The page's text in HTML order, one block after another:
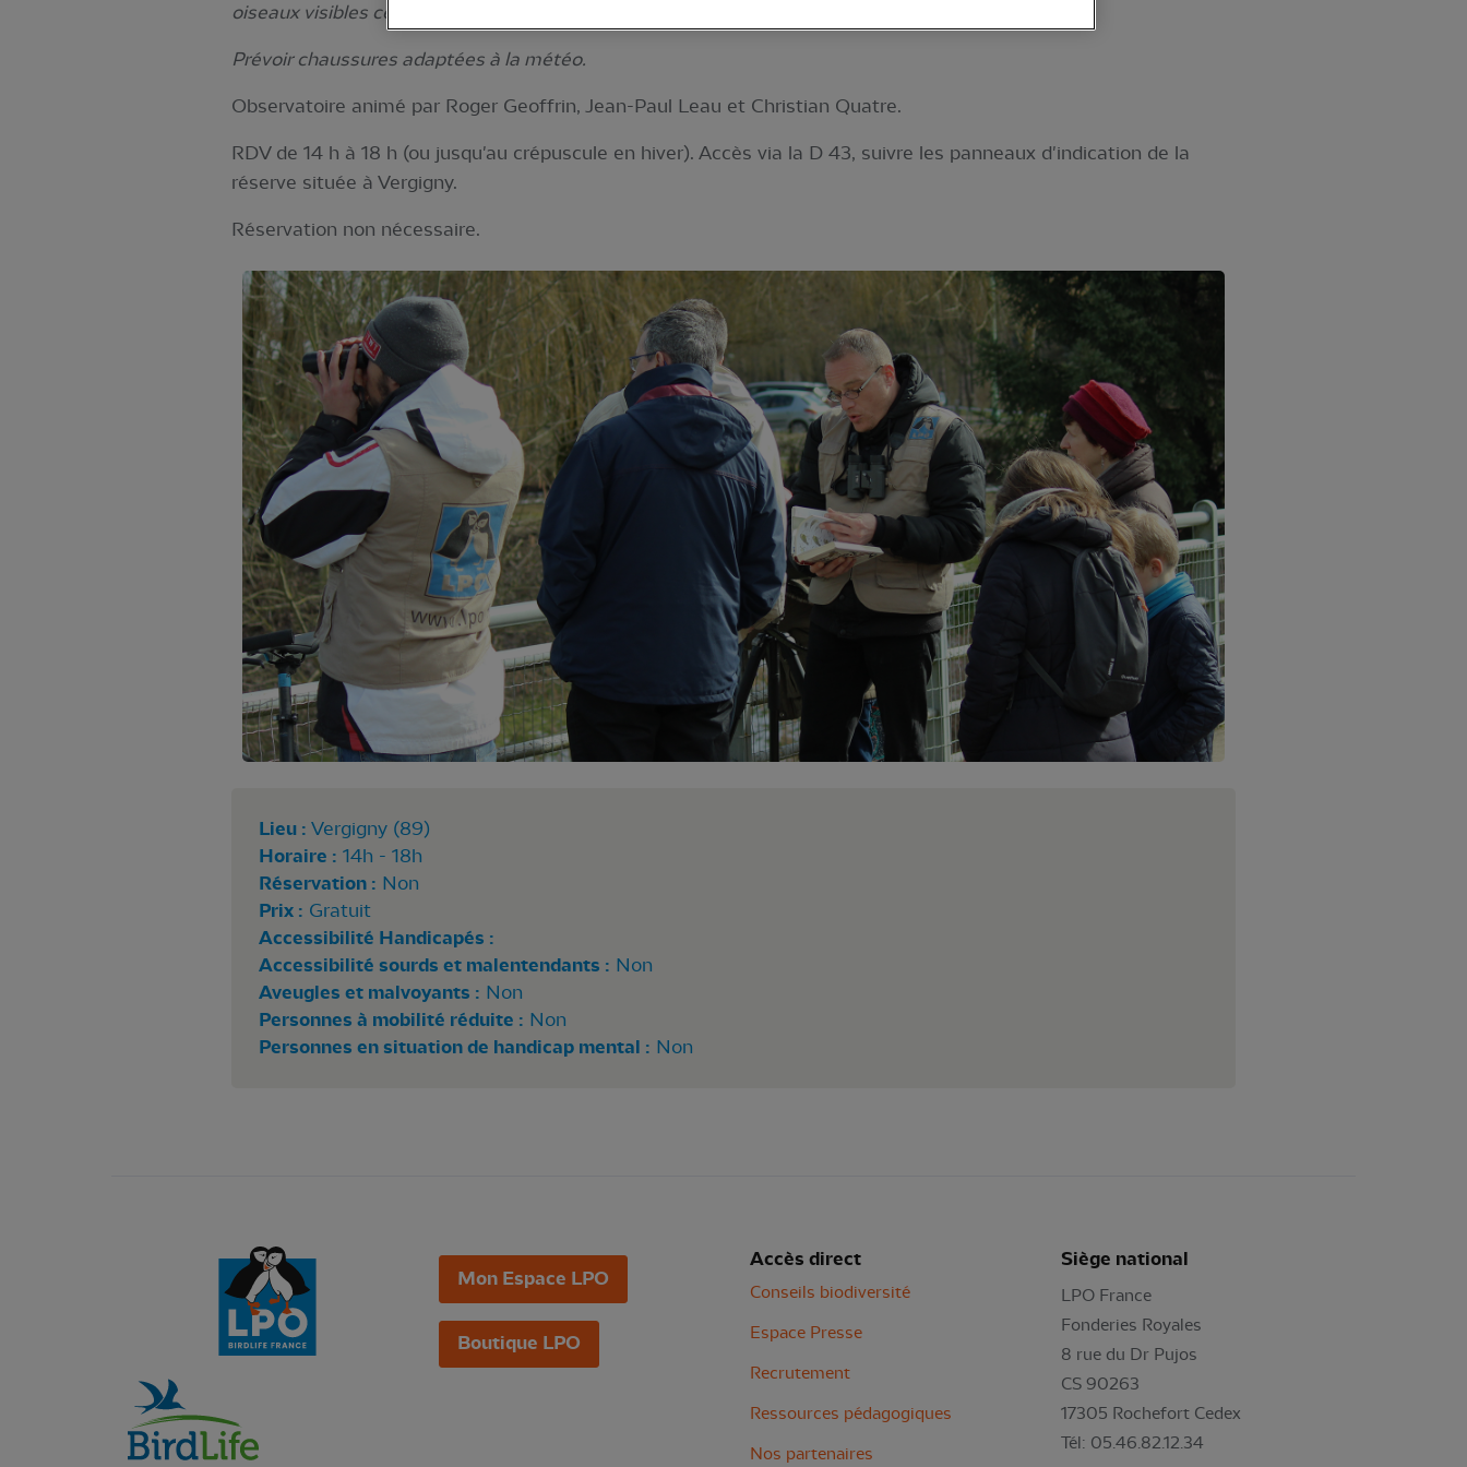
oiseaux visibles ce jour-là.
Prévoir chaussures adaptées à la météo.
Observatoire animé par Roger Geoffrin, Jean-Paul Leau et Christian Quatre.
RDV de 14 h à 18 h (ou jusqu'au crépuscule en hiver). Accès via la D 43, suivre les panneaux d'indication de la
réserve située à Vergigny.
Réservation non nécessaire.
Lieu : Vergigny (89)
Horaire : 14h - 18h
Réservation : Non
Prix : Gratuit
Accessibilité Handicapés :
Accessibilité sourds et malentendants : Non
Aveugles et malvoyants : Non
Personnes à mobilité réduite : Non
Personnes en situation de handicap mental : Non
Mon Espace LPO
Boutique LPO
Accès direct
Conseils biodiversité
Espace Presse
Recrutement
Ressources pédagogiques
Nos partenaires
Siège national
LPO France
Fonderies Royales
8 rue du Dr Pujos
CS 90263
17305 Rochefort Cedex
Tél: 05.46.82.12.34